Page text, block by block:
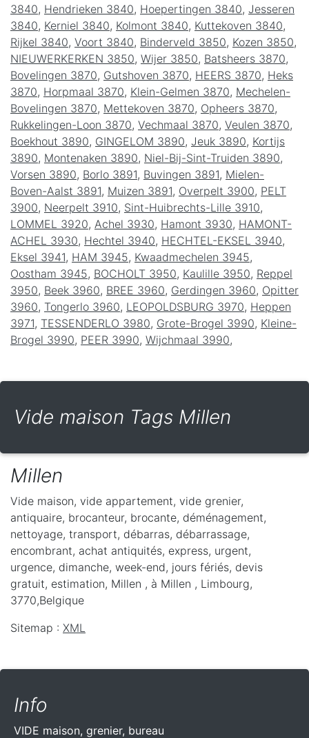
3840, Hendrieken 3840, Hoepertingen 3840, Jesseren
3840, Kerniel 3840, Kolmont 3840, Kuttekoven 3840,
Rijkel 3840, Voort 3840, Binderveld 3850, Kozen 3850,
NIEUWERKERKEN 3850, Wijer 3850, Batsheers 3870,
Bovelingen 3870, Gutshoven 3870, HEERS 3870, Heks
3870, Horpmaal 3870, Klein-Gelmen 3870, Mechelen-
Bovelingen 3870, Mettekoven 3870, Opheers 3870,
Rukkelingen-Loon 3870, Vechmaal 3870, Veulen 3870,
Boekhout 3890, GINGELOM 3890, Jeuk 3890, Kortijs
3890, Montenaken 3890, Niel-Bij-Sint-Truiden 3890,
Vorsen 3890, Borlo 3891, Buvingen 3891, Mielen-
Boven-Aalst 3891, Muizen 3891, Overpelt 3900, PELT
3900, Neerpelt 3910, Sint-Huibrechts-Lille 3910,
LOMMEL 3920, Achel 3930, Hamont 3930, HAMONT-
ACHEL 3930, Hechtel 3940, HECHTEL-EKSEL 3940,
Eksel 3941, HAM 3945, Kwaadmechelen 3945,
Oostham 3945, BOCHOLT 3950, Kaulille 3950, Reppel
3950, Beek 3960, BREE 3960, Gerdingen 3960, Opitter
3960, Tongerlo 3960, LEOPOLDSBURG 3970, Heppen
3971, TESSENDERLO 3980, Grote-Brogel 3990, Kleine-
Brogel 3990, PEER 3990, Wijchmaal 3990,
Vide maison Tags Millen
Millen
Vide maison, vide appartement, vide grenier,
antiquaire, brocanteur, brocante, déménagement,
nettoyage, transport, débarras, débarrassage,
encombrant, achat antiquités, express, urgent,
urgence, dimanche, week-end, jours fériés, devis
gratuit, estimation, Millen , à Millen , Limbourg,
3770,Belgique
Sitemap : XML
Info
VIDE maison, grenier, bureau